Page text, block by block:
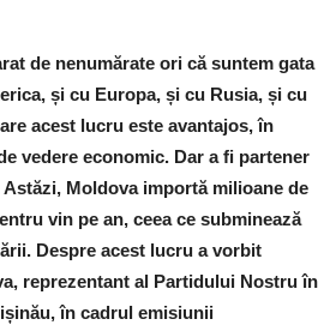
de nenumărate ori că suntem gata
și cu Europa, și cu Rusia, și cu
acest lucru este avantajos, în
vedere economic. Dar a fi partener
Astăzi, Moldova importă milioane de
vin pe an, ceea ce subminează
Despre acest lucru a vorbit
reprezentant al Partidului Nostru în
în cadrul emisiunii